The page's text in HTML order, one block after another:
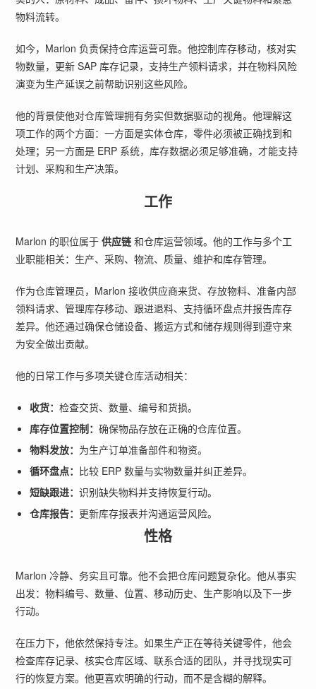
物料流转。
如今，Marlon 负责保持仓库运营可靠。他控制库存移动，核对实
物数量，更新 SAP 库存记录，支持生产领料请求，并在物料风险
演变为生产延误之前帮助识别这些风险。
他的背景使他对仓库管理拥有务实但数据驱动的视角。他理解这
项工作的两个方面：一方面是实体仓库，零件必须被正确找到和
处理；另一方面是 ERP 系统，库存数据必须足够准确，才能支持
计划、采购和生产决策。
工作
Marlon 的职位属于供应链 和仓库运营领域。他的工作与多个工
业职能相关：生产、采购、物流、质量、维护和库存管理。
作为仓库管理员，Marlon 接收供应商来货、存放物料、准备内部
领料请求、管理库存移动、跟进退料、支持循环盘点并报告库存
差异。他还通过确保仓储设备、搬运方式和储存规则得到遵守来
为安全做出贡献。
他的日常工作与多项关键仓库活动相关：
收货：检查交货、数量、编号和货损。
库存位置控制：确保物品存放在正确的仓库位置。
物料发放： 为生产订单准备部件和物资。
循环盘点： 比较 ERP 数量与实物数量并纠正差异。
短缺跟进：识别缺失物料并支持恢复行动。
仓库报告： 更新库存报表并沟通运营风险。
性格
Marlon 冷静、务实且可靠。他不会把仓库问题复杂化。他从事实
出发：物料编号、数量、位置、移动历史、生产影响以及下一步
行动。
在压力下，他依然保持专注。如果生产正在等待关键零件，他会
检查库存记录、核实仓库区域、联系合适的团队，并寻找现实可
行的恢复方案。他更喜欢明确的行动，而不是含糊的解释。